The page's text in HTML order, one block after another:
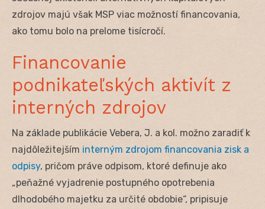
zdrojov majú však MSP viac možností financovania,
ako tomu bolo na prelome tisícročí.
Financovanie
podnikateľských aktivít z
interných zdrojov
Na základe publikácie Vebera, J. a kol. možno zaradiť k
najdôležitejším interným zdrojom financovania zisk a
odpisy, pričom práve odpisom, ktoré definuje ako
„peňažné vyjadrenie postupného opotrebenia
dlhodobého majetku za určité obdobie“, pripisuje